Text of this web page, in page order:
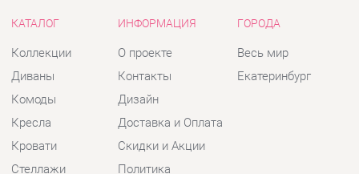
Кровати
Стеллажи
Пуфы
Столы
Скидки и Акции
Политика
Гарантия
Помощь